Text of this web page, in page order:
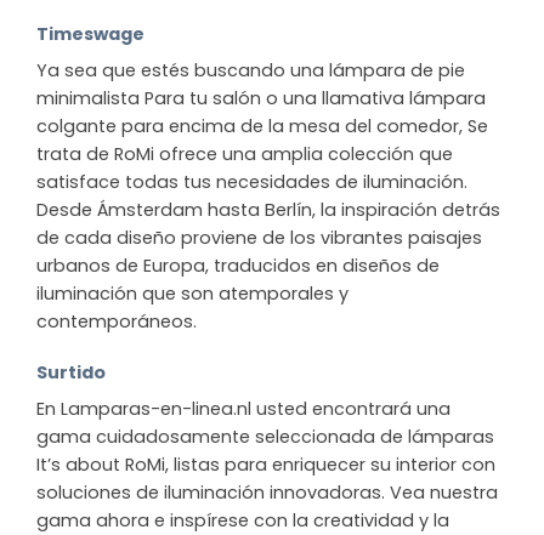
Timeswage
Ya sea que estés buscando una lámpara de pie
minimalista Para tu salón o una llamativa lámpara
colgante para encima de la mesa del comedor, Se
trata de RoMi ofrece una amplia colección que
satisface todas tus necesidades de iluminación.
Desde Ámsterdam hasta Berlín, la inspiración detrás
de cada diseño proviene de los vibrantes paisajes
urbanos de Europa, traducidos en diseños de
iluminación que son atemporales y
contemporáneos.
Surtido
En Lamparas-en-linea.nl usted encontrará una
gama cuidadosamente seleccionada de lámparas
It’s about RoMi, listas para enriquecer su interior con
soluciones de iluminación innovadoras. Vea nuestra
gama ahora e inspírese con la creatividad y la